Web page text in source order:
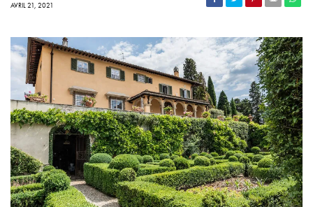
AVRIL 21, 2021